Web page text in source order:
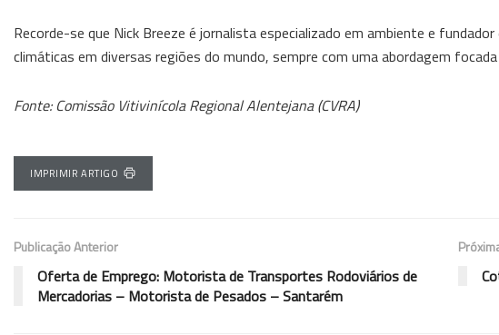
Recorde-se que Nick Breeze é jornalista especializado em ambiente e
climáticas em diversas regiões do mundo, sempre com uma abordagem
Fonte: Comissão Vitivinícola Regional Alentejana (CVRA)
IMPRIMIR ARTIGO
Publicação Anterior
Oferta de Emprego: Motorista de Transportes Rodoviários de
Mercadorias – Motorista de Pesados – Santarém